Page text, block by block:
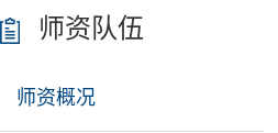
师资队伍
师资概况